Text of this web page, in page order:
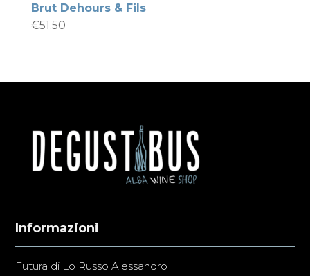
Brut Dehours & Fils
€51.50
Informazioni
Futura di Lo Russo Alessandro